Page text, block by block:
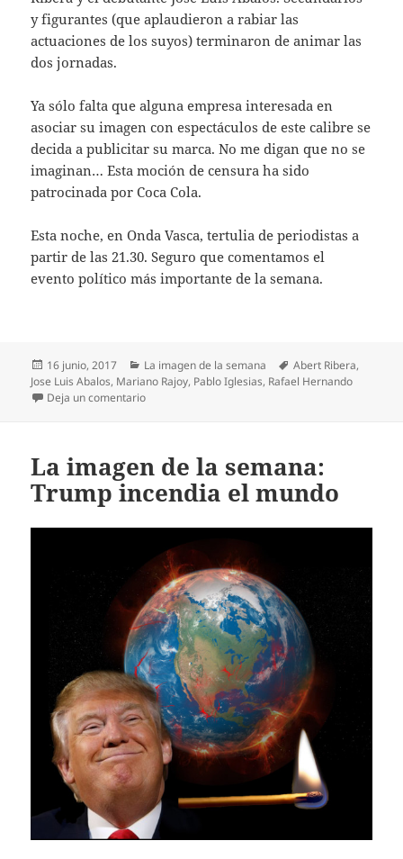
y figurantes (que aplaudieron a rabiar las
actuaciones de los suyos) terminaron de animar las
dos jornadas.
Ya sólo falta que alguna empresa interesada en
asociar su imagen con espectáculos de este calibre se
decida a publicitar su marca. No me digan que no se
imaginan… Esta moción de censura ha sido
patrocinada por Coca Cola.
Esta noche, en Onda Vasca, tertulia de periodistas a
partir de las 21.30. Seguro que comentamos el
evento político más importante de la semana.
Publicado
el
16 junio, 2017 Categorías
La imagen de la semana Etiquetas
Abert Ribera,
Jose Luis Abalos, Mariano Rajoy, Pablo Iglesias, Rafael Hernando
Deja un comentarioen La imagen de la semana: Pablo Iglesias, el
La imagen de la semana:
Trump incendia el mundo